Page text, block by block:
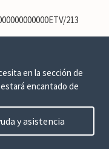
213
en la sección de
encantado de
y asistencia